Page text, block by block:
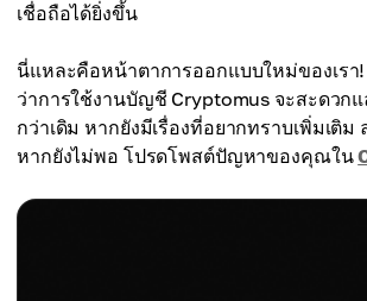
เชื่อถือได้ยิ่งขึ้น
นี่แหละคือหน้าตาการออกแบบใหม่ของเรา!
ว่าการใช้งานบัญชี Cryptomus จะสะดวก
กว่าเดิม หากยังมีเรื่องที่อยากทราบเพิ่มเติม
หากยังไม่พอ โปรดโพสต์ปัญหาของคุณใน